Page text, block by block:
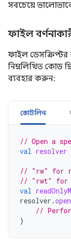
সবচেয়ে
ফাইল
ফাইল
নিম্নলিখিত কোড
ব্যবহার করুন:
কোটলিন
// Open a
val resolver
// "rw" for
// "rwt" for
val
resolver .
//
}